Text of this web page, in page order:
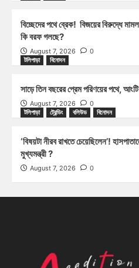
বিচ্ছেদের পথে ব্রেক! বিজয়ের বিরুদ্ধে
কি বরফ গলছে?
August 7, 2026
0
টলিপাড়া
বিনোদন
সাড়ে তিন বছরের প্রেম পরিণয়ের পথে,
August 7, 2026
0
টলিপাড়া
ট্রেন্ডিং বলিউড বিনোদন
‘বিষয়টা নীরব রাখতে চেয়েছিলেন’!
মুখ্যমন্ত্রী ?
August 7, 2026 0